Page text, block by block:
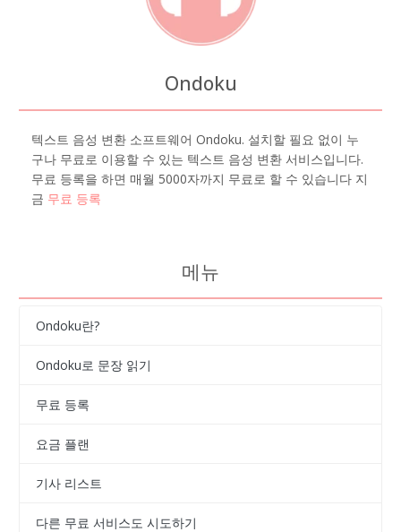
Ondoku
텍스트 음성 변환 소프트웨어 Ondoku. 설치할 필요 없이 누
구나 무료로 이용할 수 있는 텍스트 음성 변환 서비스입니다.
무료 등록을 하면 매월 5000자까지 무료로 할 수 있습니다 지
금 무료 등록
메뉴
Ondoku란?
Ondoku로 문장 읽기
무료 등록
요금 플랜
기사 리스트
다른 무료 서비스도 시도하기